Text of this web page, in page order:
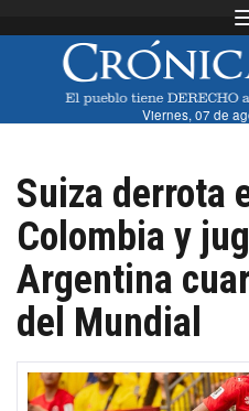
Viernes, 07 de
Suiza derrota
Colombia y
Argentina
del Mundial